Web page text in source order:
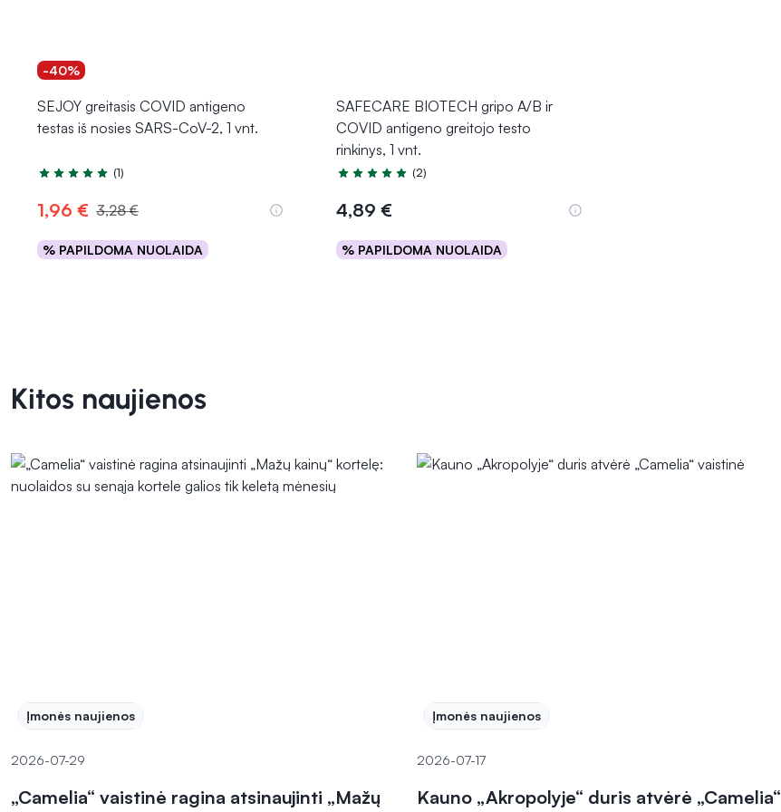
-40%
SEJOY greitasis COVID antigeno
testas iš nosies SARS-CoV-2, 1 vnt.
Įvertinimas 5.0 iš 5
(1)
1,96 € 3,28 €
% PAPILDOMA NUOLAIDA
Į krepšelį
SAFECARE BIOTECH gripo A/B ir
COVID antigeno greitojo testo
rinkinys, 1 vnt.
Įvertinimas 5.0 iš 5
(2)
4,89 €
% PAPILDOMA NUOLAIDA
Į krepšelį
Kitos naujienos
Įmonės naujienos
2026-07-29
„Camelia“ vaistinė ragina atsinaujinti „Mažų
Įmonės naujienos
2026-07-17
Kauno „Akropolyje“ duris atvėrė „Camelia“